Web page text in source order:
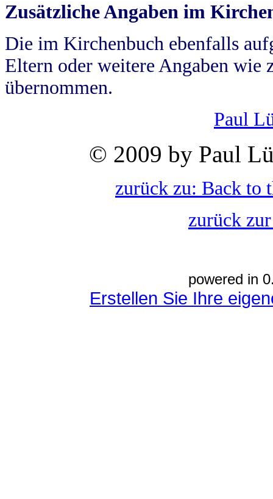
Zusätzliche Angaben im
Die im Kirchenbuch ebenfalls
Eltern oder weitere Angaben wie
übernommen.
Paul
© 2009 by Paul
zurück zu: Back to
zurück
powered in
Erstellen Sie Ihre